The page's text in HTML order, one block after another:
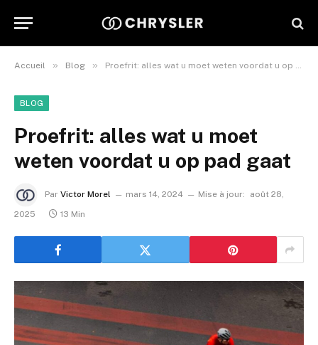
Accueil » Blog » Proefrit: alles wat u moet weten voordat u op pad gaat
BLOG
Proefrit: alles wat u moet
weten voordat u op pad gaat
Par Victor Morel mars 14, 2024 Mise à jour:
août 28,
2025
13 Min